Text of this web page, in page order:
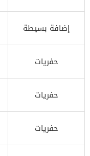
إضافة بسيطة
حفريات
حفريات
حفريات